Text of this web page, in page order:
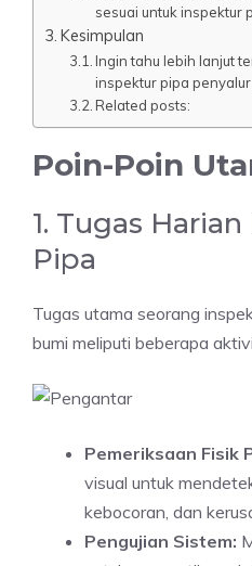
sesuai untuk inspektur
Kesimpulan
Ingin tahu lebih lanjut
inspektur pipa
Related posts:
Poin-Poin
1. Tugas
Pipa
Tugas utama seorang
bumi meliputi beberapa
Pemeriksaan Fisik
visual untuk
kebocoran, dan
Pengujian Sistem: